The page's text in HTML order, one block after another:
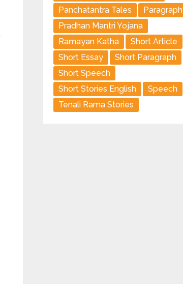
Panchatantra Tales
Paragraph
Pradhan Mantri Yojana
Ramayan Katha
Short Article
Short Essay
Short Paragraph
Short Speech
Short Stories English
Speech
Tenali Rama Stories